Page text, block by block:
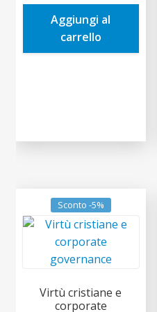
era:
9,00€.
è:
Aggiungi al
carrello
Sconto -5%
Virtù cristiane e
corporate